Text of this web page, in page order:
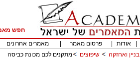
חפש
אודות פרסום מאמר מאמרים אחרונים
בניין ואחזקה שיפוצים מתקנים לכם מכונת כביסה